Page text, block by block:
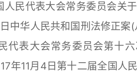
民代表大会常务委员会关
中华人民共和国刑法修正案
代表大会常务委员会第十
年11月4日第十二届全国人